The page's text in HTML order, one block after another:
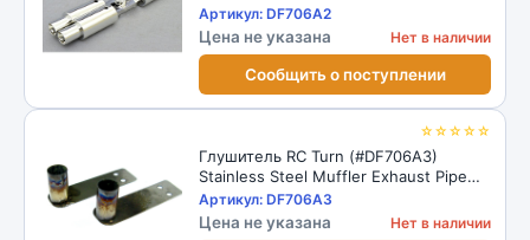
Артикул: DF706A2
Цена не указана Нет в наличии
Сообщить о поступлении
☆☆☆☆☆
Глушитель RC Turn (#DF706A3)
Stainless Steel Muffler Exhaust Pipe
2pcs 1/10
Артикул: DF706A3
Цена не указана Нет в наличии